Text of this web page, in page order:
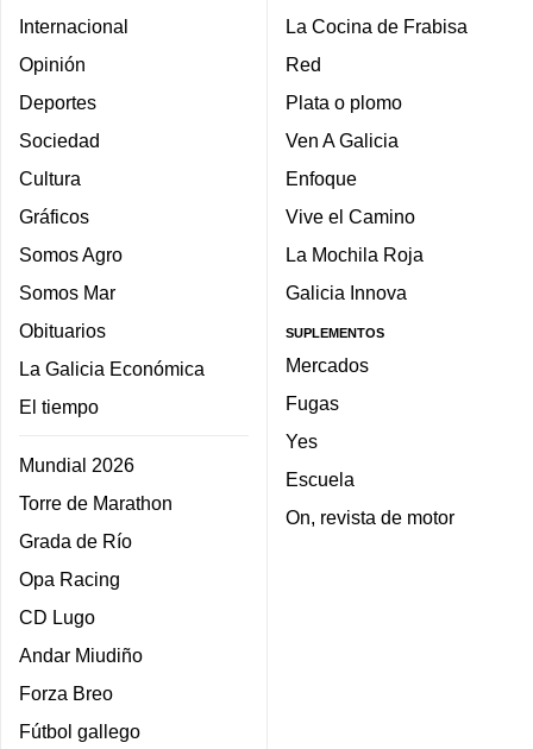
Internacional
Opinión
Deportes
Sociedad
Cultura
Gráficos
Somos Agro
Somos Mar
Obituarios
La Galicia Económica
El tiempo
Mundial 2026
Torre de Marathon
Grada de Río
Opa Racing
CD Lugo
Andar Miudiño
Forza Breo
Fútbol gallego
La Cocina de Frabisa
Red
Plata o plomo
Ven A Galicia
Enfoque
Vive el Camino
La Mochila Roja
Galicia Innova
SUPLEMENTOS
Mercados
Fugas
Yes
Escuela
On, revista de motor